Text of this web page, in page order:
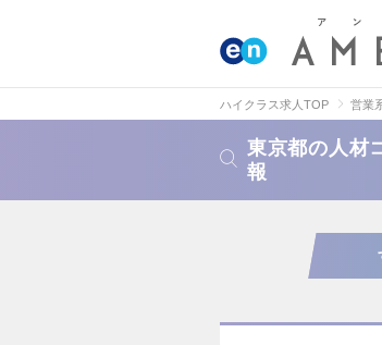
ハイクラス求人TOP 営業
東京都の人材
報